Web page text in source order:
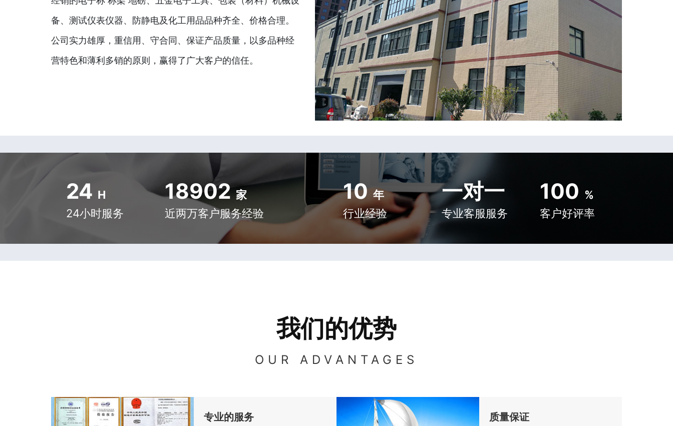
备、测试仪表仪器、防静电及化工用品品种齐全、价格合理。
公司实力雄厚，重信用、守合同、保证产品质量，以多品种经
营特色和薄利多销的原则，赢得了广大客户的信任。
24 H
24小时服务
18902 家
近两万客户服务经验
10 年
行业经验
一对一
专业客服服务
100 %
客户好评率
我们的优势
OUR ADVANTAGES
专业的服务 质量保证